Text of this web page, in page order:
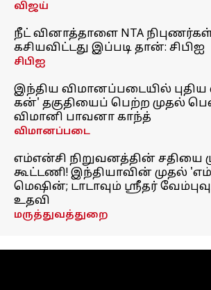
விஜய்
நீட் வினாத்தாளை NTA
கசியவிட்டது இப்படி தான்: சிபிஐ
சிபிஐ
இந்திய விமானப்படையில் புதிய
கன்' தகுதியைப் பெற்ற முதல்
விமானி பாவனா காந்த்
விமானப்படை
எம்என்சி நிறுவனத்தின் சதியை
கூட்டணி! இந்தியாவின் முதல்
மெஷின்; டாடாவும் ஸ்ரீதர்
உதவி
மருத்துவத்துறை